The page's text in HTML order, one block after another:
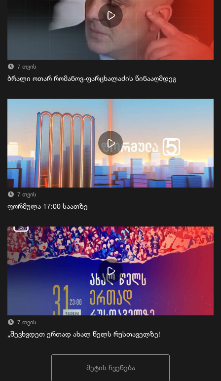
7 თვის
ბრალი ოთარ რომანოვ-ფარცხალაძის წინააღმდეგ
7 თვის
ფორმულა 17:00 საათზე
7 თვის
„შევხვდეთ ერთად ახალ წელს რუსთაველზე!
მეტის ჩვენება